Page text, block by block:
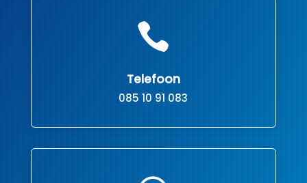

Telefoon
085 10 91 083